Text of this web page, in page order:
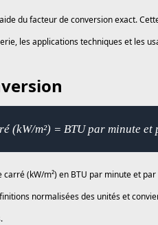
du facteur de conversion exact.
les applications techniques et les
(kW/m²) = BTU par minute
(kW/m²) en BTU par minute et
normalisées des unités et